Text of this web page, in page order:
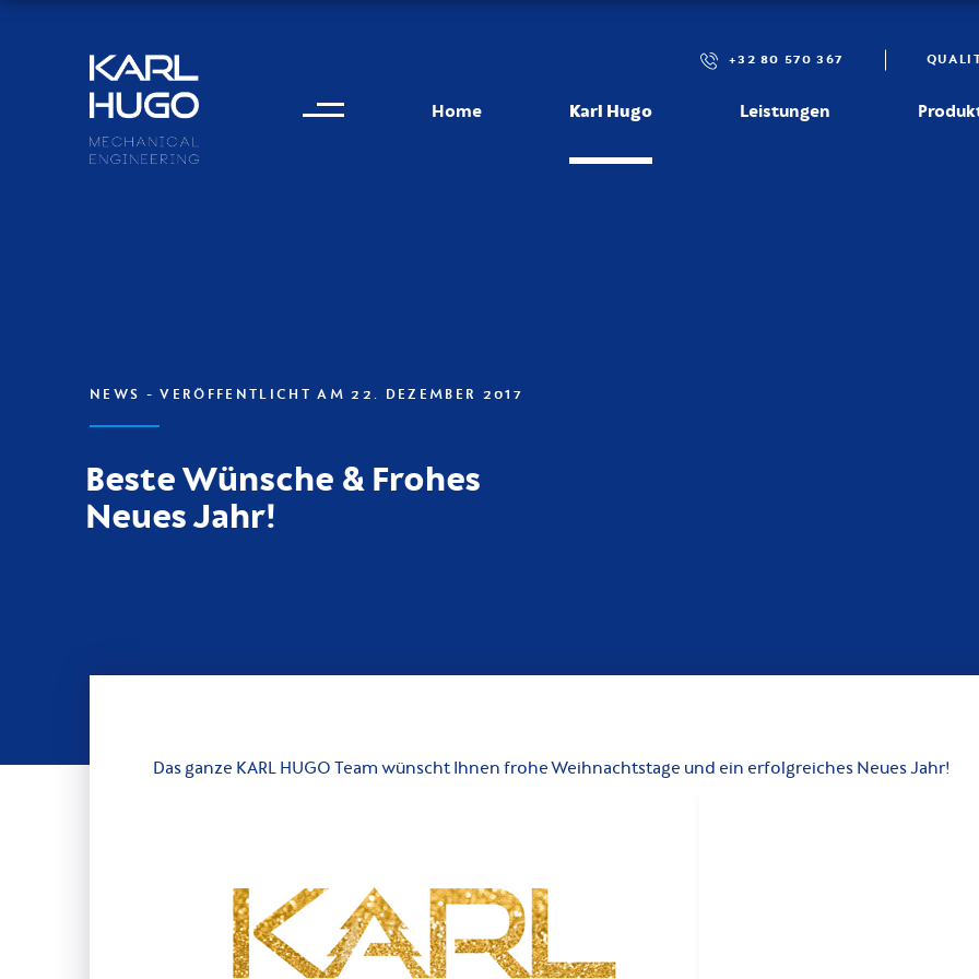
Karl Hugo +32 80 570 367
Kontaktinformationen
Home Karl Hugo Leistungen
NEWS - VERÖFFENTLICHT AM 22. DEZEMBER 2017
Beste Wünsche & Frohes
Neues Jahr!
Das ganze KARL HUGO Team wünscht Ihnen frohe Weihnachtstage und ein erfolgreiches Neues Jahr!